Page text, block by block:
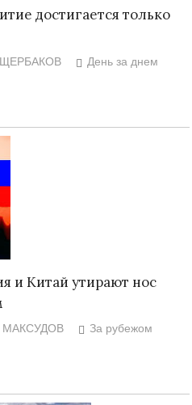
достигается только
ЩЕРБАКОВ
День за днем
и Китай утирают нос
МАКСУДОВ
За рубежом